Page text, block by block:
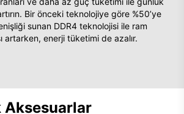
Bir önceki teknolojiye göre %50’ye
sunan DDR4 teknolojisi ile ram
artarken, enerji tüketimi de azalır.
Aksesuarlar